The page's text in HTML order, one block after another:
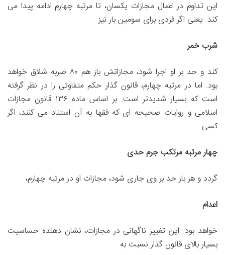
این تداوم در اعمال مجازات یکسان، تا مرتبه چهارم ادامه پیدا می
کند. یعنی اگر فردی برای سومین بار نیز
شرب خمر
کند و حد بر او اجرا شود، مجازاتش باز هم ۸۰ ضربه شلاق خواهد
بود. اما در مرتبه چهارم، قانون گذار حکم متفاوتی را در نظر گرفته
است که بسیار شدیدتر است. بر اساس ماده ۱۳۶ قانون مجازات
اسلامی و روایات صحیحه ای که فقها به آن استناد می کنند، اگر
کسی
چهار مرتبه مرتکب جرم حدی
گردد و هر بار حد بر وی جاری شود، مجازات او در مرتبه چهارم،
اعدام
خواهد بود. این تغییر ناگهانی در مجازات، نشان دهنده حساسیت
بسیار بالای قانون گذار نسبت به